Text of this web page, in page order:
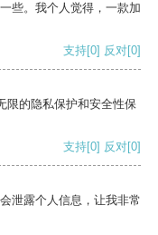
些。我个人觉得，一款加
支持[0] 反对[0]
限的隐私保护和安全性保
支持[0] 反对[0]
泄露个人信息，让我非常